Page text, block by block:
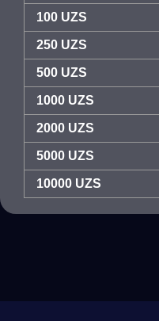
100 UZS
250 UZS
500 UZS
1000 UZS
2000 UZS
5000 UZS
10000 UZS